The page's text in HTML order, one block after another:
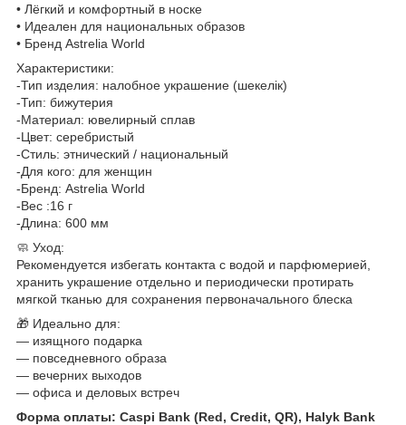
• Лёгкий и комфортный в носке
• Идеален для национальных образов
• Бренд Astrelia World
Характеристики:
-Тип изделия: налобное украшение (шекелік)
-Тип: бижутерия
-Материал: ювелирный сплав
-Цвет: серебристый
-Стиль: этнический / национальный
-Для кого: для женщин
-Бренд: Astrelia World
-Вес :16 г
-Длина: 600 мм
🧼 Уход:
Рекомендуется избегать контакта с водой и парфюмерией,
хранить украшение отдельно и периодически протирать
мягкой тканью для сохранения первоначального блеска
🎁 Идеально для:
— изящного подарка
— повседневного образа
— вечерних выходов
— офиса и деловых встреч
Форма оплаты: Caspi Bank (Red, Credit, QR), Halyk Bank